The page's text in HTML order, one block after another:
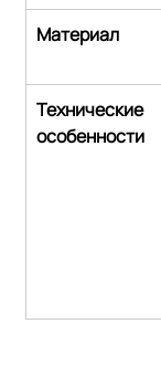
Материал
Технические
особенности